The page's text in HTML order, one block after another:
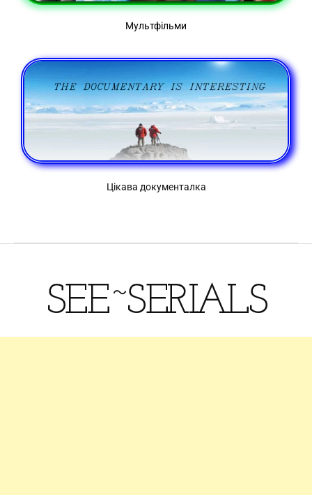
Мультфільми
Цікава документалка
SEE~SERIALS